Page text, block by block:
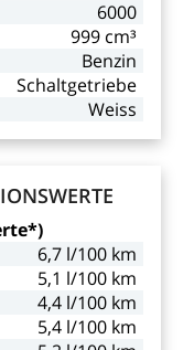
6000
999 cm³
Benzin
Schaltgetriebe
Weiss
6,7 l/100 km
5,1 l/100 km
4,4 l/100 km
5,4 l/100 km